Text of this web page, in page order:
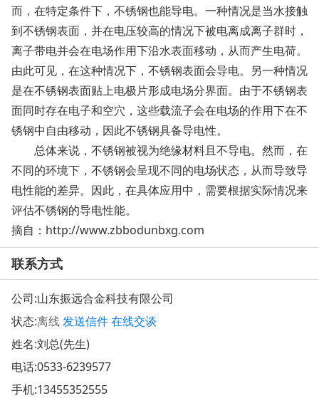
而，在特定条件下，不锈钢也能导电。一种情况是当水接触
到不锈钢表面，并在电压较高的情况下被电离成离子群时，
离子带电并会在电场作用下沿水表面移动，从而产生电荷。
由此可见，在这种情况下，不锈钢表面会导电。另一种情况
是在不锈钢表面贴上电极片形成电场分界面。由于不锈钢表
面同时存在电子和空穴，这些载流子会在电场的作用下在不
锈钢中自由移动，因此不锈钢具备导电性。
总体来说，不锈钢被视为绝缘材料且不导电。然而，在
不同的环境下，不锈钢会呈现不同的电场状态，从而导致导
电性能的差异。因此，在具体应用中，需要根据实际情况来
评估不锈钢的导电性能。
摘自：http://www.zbbodunbxg.com
联系方式
公司:山东振远合金科技有限公司
状态:离线发送信件在线交谈
姓名:刘总(先生)
电话:0533-6239577
手机:13455352555